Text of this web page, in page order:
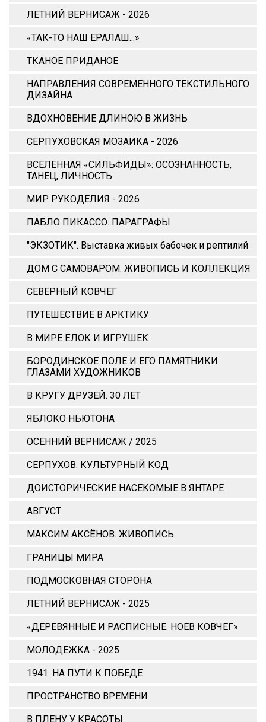
ЛЕТНИЙ ВЕРНИСАЖ - 2026
«ТАК-ТО НАШ ЕРАЛАШ...»
ТКАНОЕ ПРИДАНОЕ
НАПРАВЛЕНИЯ СОВРЕМЕННОГО ТЕКСТИЛЬНОГО
ДИЗАЙНА
ВДОХНОВЕНИЕ ДЛИНОЮ В ЖИЗНЬ
СЕРПУХОВСКАЯ МОЗАИКА - 2026
ВСЕЛЕННАЯ «СИЛЬФИДЫ»: ОСОЗНАННОСТЬ,
ТАНЕЦ, ЛИЧНОСТЬ
МИР РУКОДЕЛИЯ - 2026
ПАБЛО ПИКАССО. ПАРАГРАФЫ
"ЭКЗОТИК". Выставка живых бабочек и рептилий
ДОМ С САМОВАРОМ. ЖИВОПИСЬ И КОЛЛЕКЦИЯ
СЕВЕРНЫЙ КОВЧЕГ
ПУТЕШЕСТВИЕ В АРКТИКУ
В МИРЕ ЁЛОК И ИГРУШЕК
БОРОДИНСКОЕ ПОЛЕ И ЕГО ПАМЯТНИКИ
ГЛАЗАМИ ХУДОЖНИКОВ
В КРУГУ ДРУЗЕЙ. 30 ЛЕТ
ЯБЛОКО НЬЮТОНА
ОСЕННИЙ ВЕРНИСАЖ / 2025
СЕРПУХОВ. КУЛЬТУРНЫЙ КОД
ДОИСТОРИЧЕСКИЕ НАСЕКОМЫЕ В ЯНТАРЕ
АВГУСТ
МАКСИМ АКСЁНОВ. ЖИВОПИСЬ
ГРАНИЦЫ МИРА
ПОДМОСКОВНАЯ СТОРОНА
ЛЕТНИЙ ВЕРНИСАЖ - 2025
«ДЕРЕВЯННЫЕ И РАСПИСНЫЕ. НОЕВ КОВЧЕГ»
МОЛОДЕЖКА - 2025
1941. НА ПУТИ К ПОБЕДЕ
ПРОСТРАНСТВО ВРЕМЕНИ
В ПЛЕНУ У КРАСОТЫ